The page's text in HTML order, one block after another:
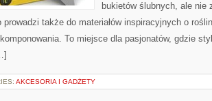
bukietów ślubnych, ale nie
także do materiałów inspiracyjnych o
To miejsce dla pasjonatów, gdzie
AKCESORIA I GADŻETY